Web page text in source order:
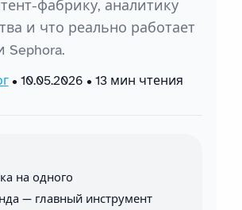
фабрику, аналитику
и что реально работает
Sephora.
• 10.05.2026 • 13 мин чтения
на одного
— главный инструмент